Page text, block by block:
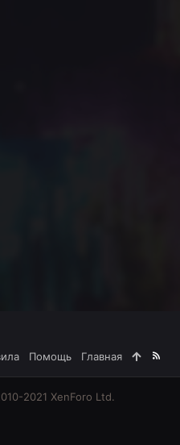
Помощь Главная
R
S
2021 XenForo Ltd.